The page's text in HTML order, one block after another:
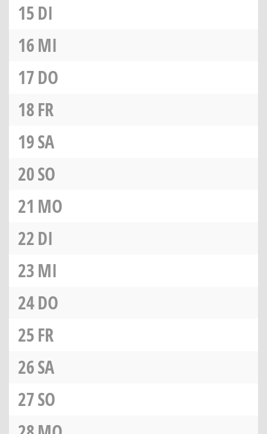
15DI
16MI
17DO
18FR
19SA
20SO
21 MO
22DI
23MI
24DO
25FR
26SA
27SO